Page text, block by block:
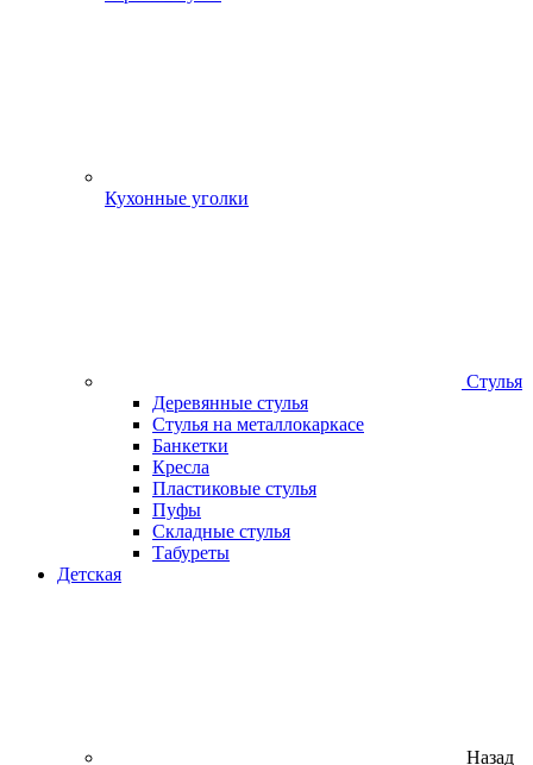
Кухонные уголки
Стулья
Деревянные стулья
Стулья на металлокаркасе
Банкетки
Кресла
Пластиковые стулья
Пуфы
Складные стулья
Табуреты
Детская
Назад